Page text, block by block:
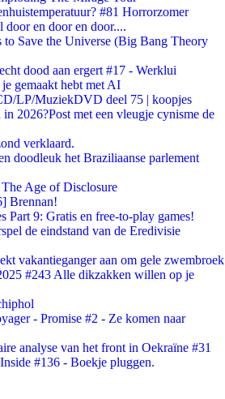
#81 Horrorzomer
door en door en door....
Save the Universe (Big Bang Theory
dood aan ergert #17 - Werklui
gemaakt hebt met AI
LP/MuziekDVD deel 75 | koopjes
2026?Post met een vleugje cynisme de
verklaard.
doodleuk het Braziliaanse parlement
Age of Disclosure
Brennan!
Part 9: Gratis en free-to-play games!
de eindstand van de Eredivisie
vakantieganger aan om gele zwembroek
#243 Alle dikzakken willen op je
- Promise #2 - Ze komen naar
analyse van het front in Oekraïne #31
#136 - Boekje pluggen.